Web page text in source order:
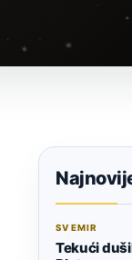
SVEMIR
Tekući